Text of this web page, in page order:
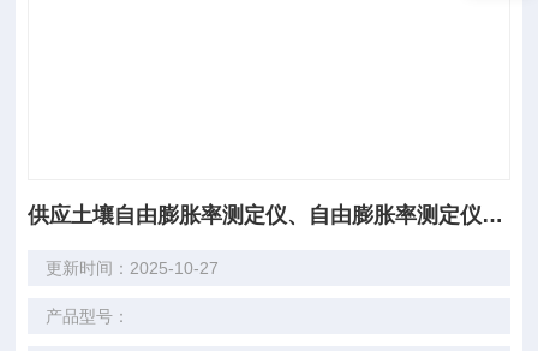
供应土壤自由膨胀率测定仪、自由膨胀率测定仪价格
更新时间：2025-10-27
产品型号：